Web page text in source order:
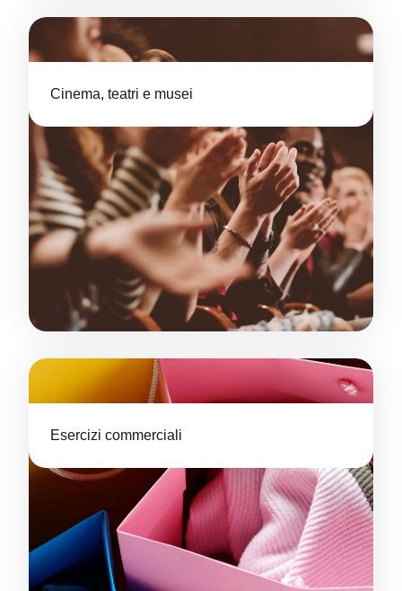
Cinema, teatri e musei
Esercizi commerciali